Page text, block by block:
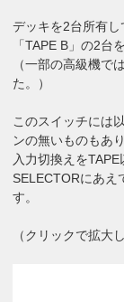
デッキを2台所有し
「TAPE B」の2台
（一部の高級機で
た。）
このスイッチには
ンの無いものもあ
入力切換えを
SELECTORにあえ
す。
（クリックで拡大